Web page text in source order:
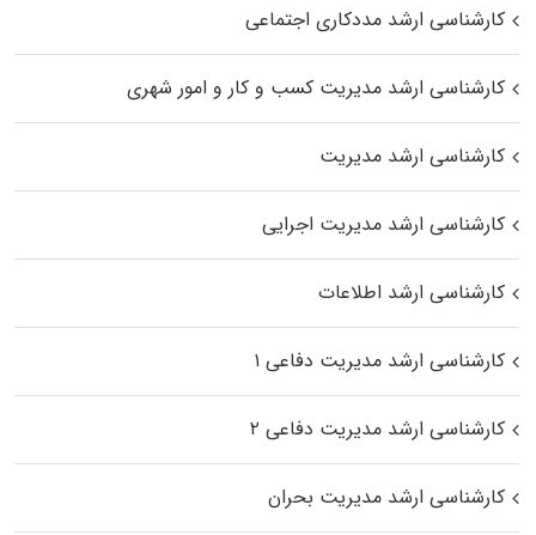
کارشناسی ارشد مددکاری اجتماعی
کارشناسی ارشد مدیریت کسب و کار و امور شهری
کارشناسی ارشد مدیریت
کارشناسی ارشد مدیریت اجرایی
کارشناسی ارشد اطلاعات
کارشناسی ارشد مدیریت دفاعی ۱
کارشناسی ارشد مدیریت دفاعی ۲
کارشناسی ارشد مدیریت بحران